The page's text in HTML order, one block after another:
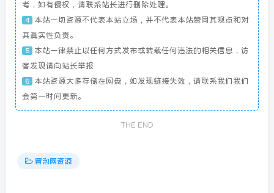
考，如有侵权，请联系站长进行删除处理。
4
本站一切资源不代表本站立场，并不代表本站赞同其观点和对
其真实性负责。
5
本站一律禁止以任何方式发布或转载任何违法的相关信息，访
客发现请向站长举报
6
本站资源大多存储在网盘，如发现链接失效，请联系我们我们
会第一时间更新。
THE END
冒泡网资源